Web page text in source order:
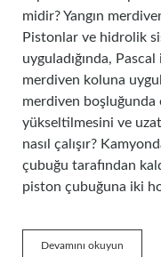
midir? Yangın
Pistonlar ve hidrolik
uyguladığında, Pascal
merdiven koluna
merdiven
yükseltilmesini ve
nasıl çalışır?
çubuğu tarafından
piston çubuğuna iki
Devamını okuyun